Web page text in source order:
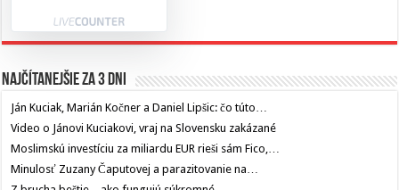
Najčítanejšie za 3 dni
Ján Kuciak, Marián Kočner a Daniel Lipšic: čo túto…
Video o Jánovi Kuciakovi, vraj na Slovensku zakázané
Moslimskú investíciu za miliardu EUR rieši sám Fico,…
Minulosť Zuzany Čaputovej a parazitovanie na…